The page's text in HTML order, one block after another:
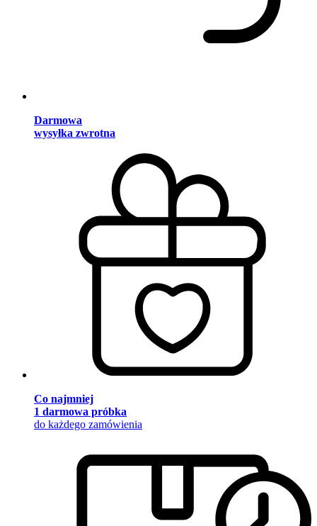
Darmowa
wysyłka zwrotna
Co najmniej
1 darmowa próbka
do każdego zamówienia